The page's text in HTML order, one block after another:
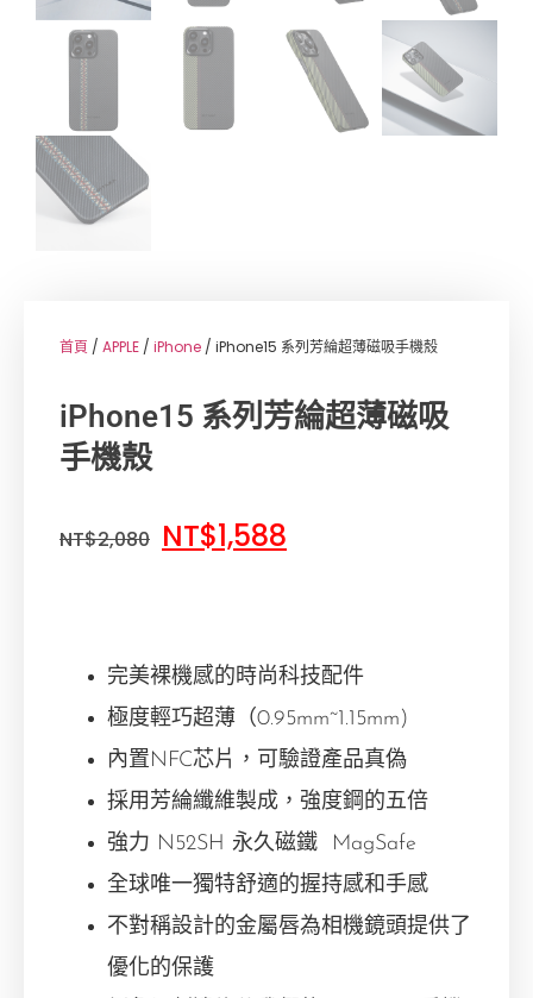
首頁 / APPLE / iPhone / iPhone15 系列芳綸超薄磁吸手機殼
iPhone15 系列芳綸超薄磁吸
手機殼
NT$2,080 NT$1,588
完美裸機感的時尚科技配件
極度輕巧超薄（0.95mm~1.15mm)
內置NFC芯片，可驗證產品真偽
採用芳綸纖維製成，強度鋼的五倍
強力 N52SH 永久磁鐵 MagSafe
全球唯一獨特舒適的握持感和手感
不對稱設計的金屬唇為相機鏡頭提供了
優化的保護